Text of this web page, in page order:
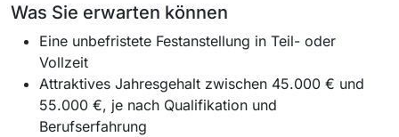
Was Sie erwarten können
Eine unbefristete Festanstellung in Teil- oder
Vollzeit
Attraktives Jahresgehalt zwischen 45.000 € und
55.000 €, je nach Qualifikation und
Berufserfahrung